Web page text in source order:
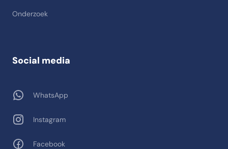
Onderzoek
Social media
WhatsApp
Instagram
Facebook